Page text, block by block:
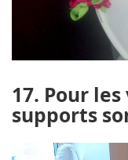
17. Pour
supports